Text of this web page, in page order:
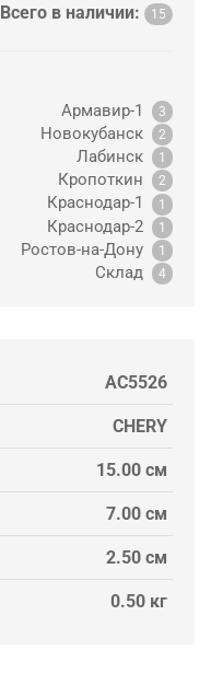
Всего в наличии: 15
Армавир-1 3
Новокубанск 2
Лабинск 1
Кропоткин 2
Краснодар-1 1
Краснодар-2 1
Ростов-на-Дону 1
Склад 4
AC5526
CHERY
15.00 см
7.00 см
2.50 см
0.50 кг